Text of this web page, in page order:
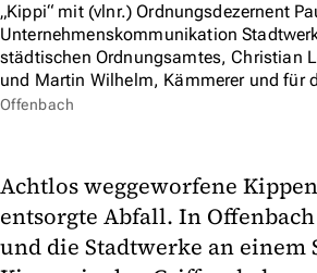
„Kippi“ mit (vlnr.) Ordnungsdezernent
Unternehmenskommunikation
städtischen Ordnungsamtes, Christian
und Martin Wilhelm, Kämmerer und für
Offenbach
Achtlos weggeworfene
entsorgte Abfall. In
und die Stadtwerke an